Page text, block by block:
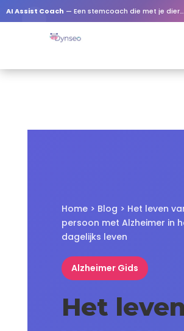
AI Assist Coach — Een stemcoach die met je dierbaren speelt
Home> Blog > Het leven
persoon met Alzheimer in
dagelijks leven
Alzheimer Gids
Het leven